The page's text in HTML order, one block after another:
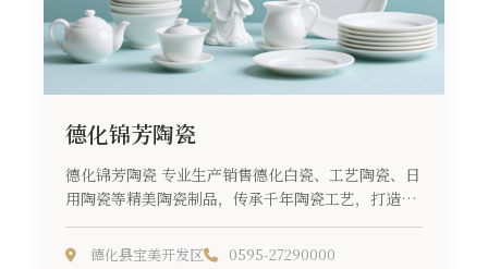
德化锦芳陶瓷
德化锦芳陶瓷 专业生产销售德化白瓷、工艺陶瓷、日
用陶瓷等精美陶瓷制品，传承千年陶瓷工艺，打造现
代陶瓷精品...
德化县宝美开发区 0595-27290000